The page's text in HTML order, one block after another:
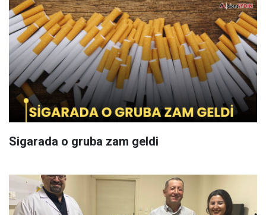
Sigarada o gruba zam geldi